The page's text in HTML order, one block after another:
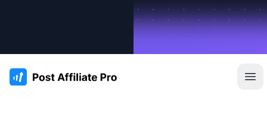
:site.title